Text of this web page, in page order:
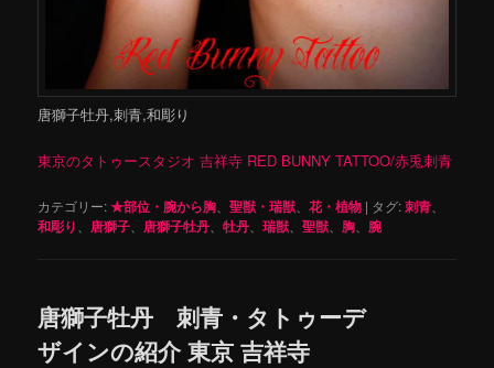
唐獅子牡丹,刺青,和彫り
東京のタトゥースタジオ 吉祥寺 RED BUNNY TATTOO/赤兎刺青
カテゴリー:★部位・腕から胸 、聖獣・瑞獣 、花・植物 | タグ:刺青
和彫り 唐獅子 唐獅子牡丹 、牡丹 、瑞獣 、聖獣 胸 腕
唐獅子牡丹 刺青・タトゥーデ
ザインの紹介 東京 吉祥寺